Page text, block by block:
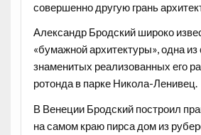
совершенно другую грань
Александр Бродский широко
«бумажной архитектуры», одна
знаменитых реализованных его
ротонда в парке Никола-Ленивец.
В Венеции Бродский построил
на самом краю пирса дом из